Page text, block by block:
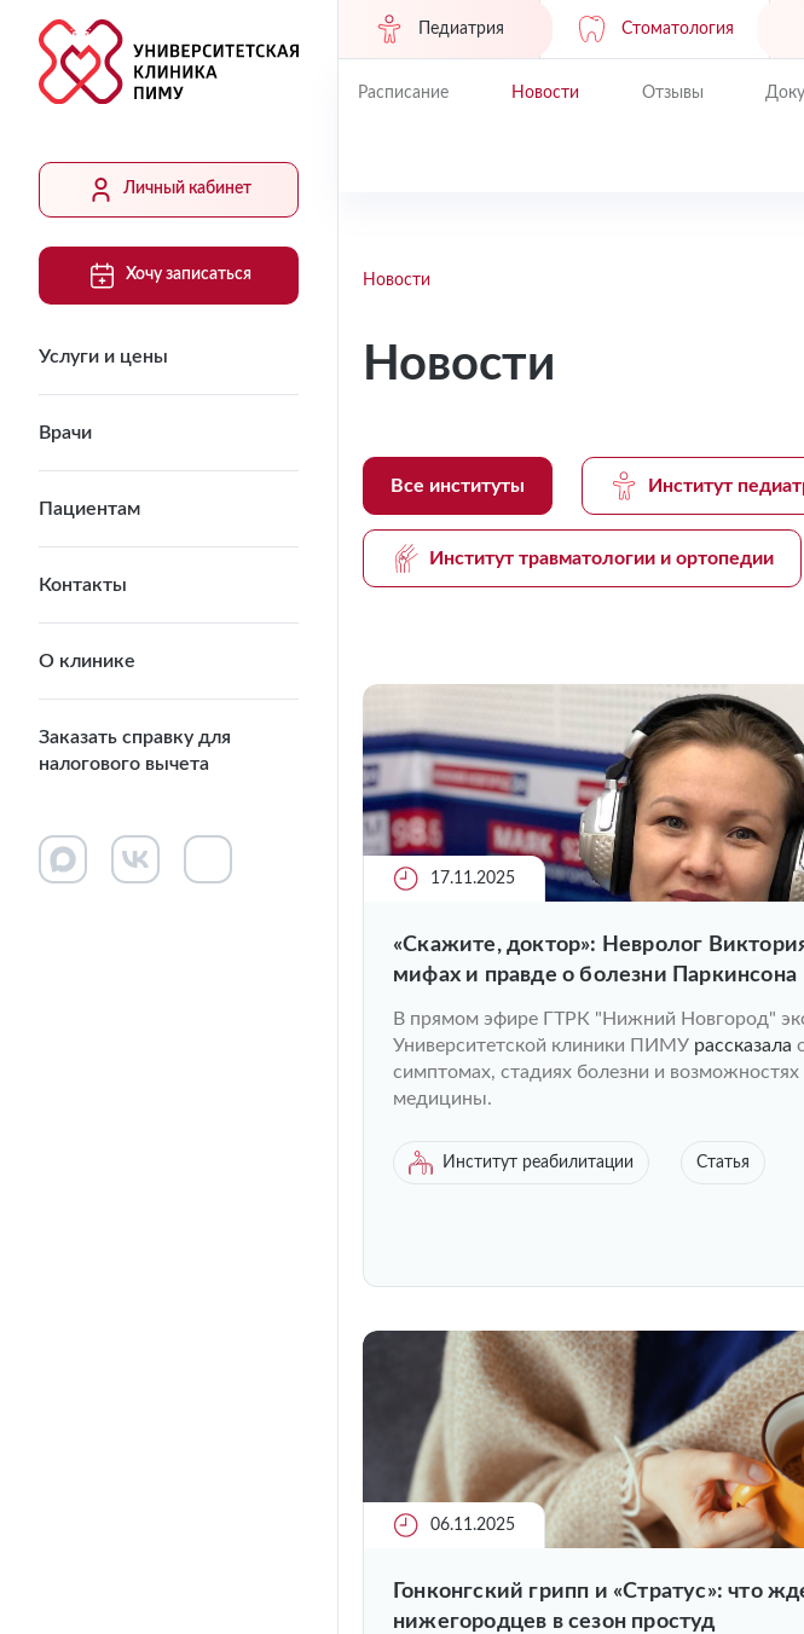
Личный кабинет
Хочу записаться
Услуги и цены
Врачи
Пациентам
Контакты
О клинике
Заказать справку для
налогового вычета
Педиатрия Стоматология
Расписание Новости Отзывы
Новости
Новости
Все институты Институт
Институт травматологии и ортопедии
17.11.2025
«Скажите, доктор»: Невролог
мифах и правде о болезни Паркинсона
В прямом эфире ГТРК "Нижний Новгород"
Университетской клиники ПИМУ рассказала
симптомах, стадиях болезни и
медицины.
Институт реабилитации Статья
06.11.2025
Гонконгский грипп и «Стратус»: что
нижегородцев в сезон простуд